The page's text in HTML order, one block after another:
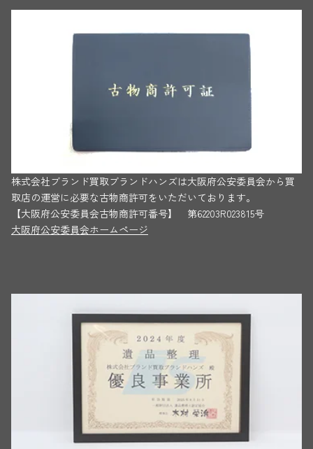
株式会社ブランド買取ブランドハンズは大阪府公安委員会から買
取店の運営に必要な古物商許可をいただいております。
【大阪府公安委員会古物商許可番号】 第62203R023815号
大阪府公安委員会ホームページ